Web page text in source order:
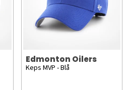
Edmonton Oilers
Keps MVP - Blå